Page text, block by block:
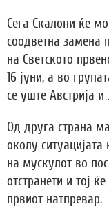
Сега Скалони ќе
соодветна замена
на Светското
16 јуни, а во
се уште Австрија и
Oд друга страна
околу
на мускулот во
отстранети и тој
првиот натпревар.